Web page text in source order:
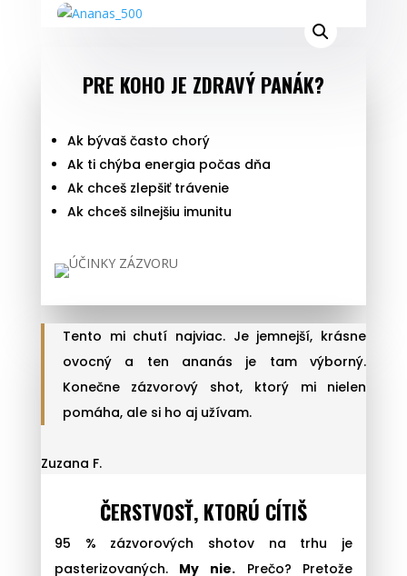
PRE KOHO JE ZDRAVÝ PANÁK?
Ak bývaš často chorý
Ak ti chýba energia počas dňa
Ak chceš zlepšiť trávenie
Ak chceš silnejšiu imunitu
Tento mi chutí najviac. Je jemnejší, krásne
ovocný a ten ananás je tam výborný.
Konečne zázvorový shot, ktorý mi nielen
pomáha, ale si ho aj užívam.
Zuzana F.
ČERSTVOSŤ, KTORÚ CÍTIŠ
95 % zázvorových shotov na trhu je
pasterizovaných. My nie. Prečo? Pretože